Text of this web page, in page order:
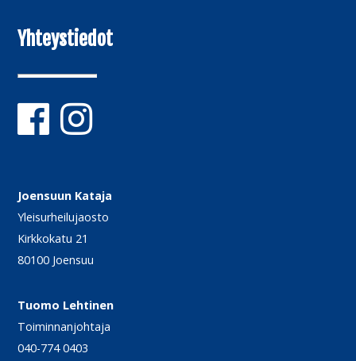
Yhteystiedot
Joensuun Kataja
Yleisurheilujaosto
Kirkkokatu 21
80100 Joensuu
Tuomo Lehtinen
Toiminnanjohtaja
040-774 0403